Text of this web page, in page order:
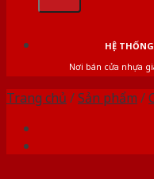
HỆ
Nơi bán cửa nhựa
Trang chủ /Sản phẩm /